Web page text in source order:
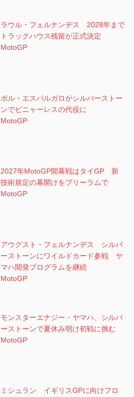
ラウル・フェルナンデス 2028年まで
トラックハウス残留が正式決定
MotoGP
ポル・エスパルガロがシルバーストー
ンでビニャーレスの代役に
MotoGP
2027年MotoGP開幕戦はタイGP 新
技術規定の幕開けをブリーラムで
MotoGP
アウグスト・フェルナンデス シルバ
ーストーンにワイルドカード参戦 ヤ
マハ開発プログラムを継続
MotoGP
モンスターエナジー・ヤマハ、シルバ
ーストーンで夏休み明け初戦に挑む
MotoGP
ミシュラン イギリスGPに向けフロ